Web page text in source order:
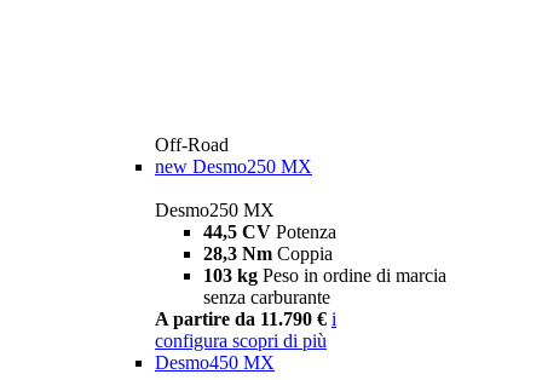
Off-Road
new Desmo250 MX
Desmo250 MX
44,5 CV Potenza
28,3 Nm Coppia
103 kg Peso in ordine di marcia
senza carburante
A partire da 11.790 € i
configura scopri di più
Desmo450 MX